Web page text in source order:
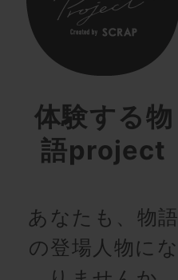
体験する物
語project
あなたも、物語
の登場人物にな